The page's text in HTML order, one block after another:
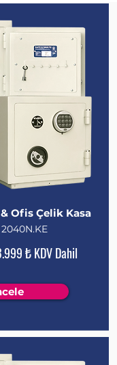
Ofis Çelik Kasa
₺ KDV Dahil